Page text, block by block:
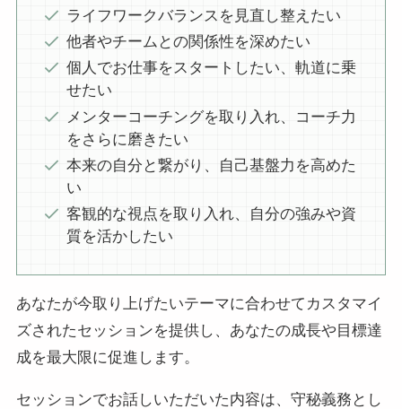
ライフワークバランスを見直し整えたい
他者やチームとの関係性を深めたい
個人でお仕事をスタートしたい、軌道に乗
せたい
メンターコーチングを取り入れ、コーチ力
をさらに磨きたい
本来の自分と繋がり、自己基盤力を高めた
い
客観的な視点を取り入れ、自分の強みや資
質を活かしたい
あなたが今取り上げたいテーマに合わせてカスタマイ
ズされたセッションを提供し、あなたの成長や目標達
成を最大限に促進します。
セッションでお話しいただいた内容は、守秘義務とし